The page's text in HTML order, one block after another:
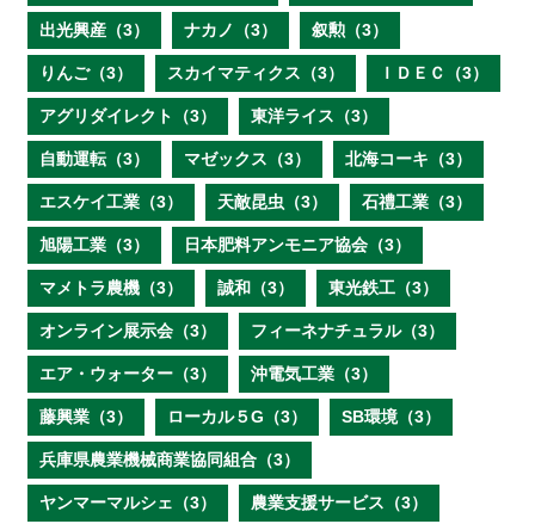
出光興産（3） ナカノ（3） 叙勲（3）
りんご（3） スカイマティクス（3） ＩＤＥＣ（3）
アグリダイレクト（3） 東洋ライス（3）
自動運転（3） マゼックス（3） 北海コーキ（3）
エスケイ工業（3） 天敵昆虫（3） 石禮工業（3）
旭陽工業（3） 日本肥料アンモニア協会（3）
マメトラ農機（3） 誠和（3） 東光鉄工（3）
オンライン展示会（3） フィーネナチュラル（3）
エア・ウォーター（3） 沖電気工業（3）
藤興業（3） ローカル５G（3） SB環境（3）
兵庫県農業機械商業協同組合（3）
ヤンマーマルシェ（3） 農業支援サービス（3）